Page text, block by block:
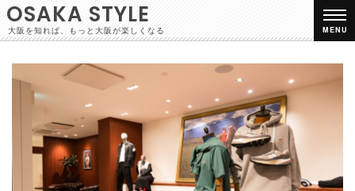
OSAKA STYLE
大阪を知れば、もっと大阪が楽しくなる MENU